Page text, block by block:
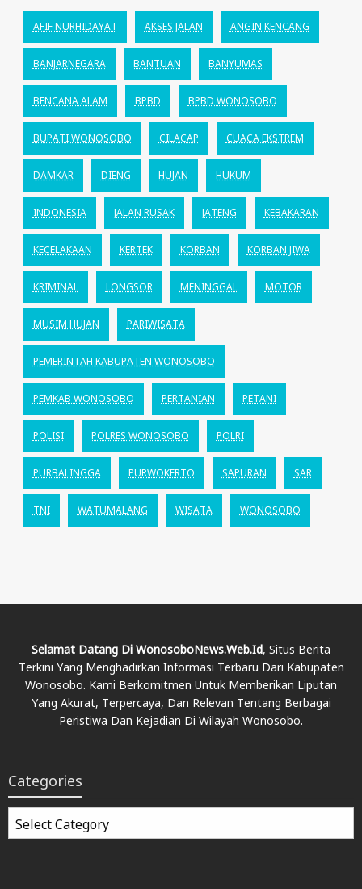
AFIF NURHIDAYAT AKSES JALAN ANGIN KENCANG
BANJARNEGARA BANTUAN BANYUMAS
BENCANA ALAM BPBD BPBD WONOSOBO
BUPATI WONOSOBO CILACAP CUACA EKSTREM
DAMKAR DIENG HUJAN HUKUM
INDONESIA JALAN RUSAK JATENG KEBAKARAN
KECELAKAAN KERTEK KORBAN KORBAN JIWA
KRIMINAL LONGSOR MENINGGAL MOTOR
MUSIM HUJAN PARIWISATA
PEMERINTAH KABUPATEN WONOSOBO
PEMKAB WONOSOBO PERTANIAN PETANI
POLISI POLRES WONOSOBO POLRI
PURBALINGGA PURWOKERTO SAPURAN SAR
TNI WATUMALANG WISATA WONOSOBO
Selamat Datang Di WonosoboNews.web.id, Situs Berita
Terkini Yang Menghadirkan Informasi Terbaru Dari Kabupaten
Wonosobo. Kami Berkomitmen Untuk Memberikan Liputan
Yang Akurat, Terpercaya, Dan Relevan Tentang Berbagai
Peristiwa Dan Kejadian Di Wilayah Wonosobo.
Categories
Categories